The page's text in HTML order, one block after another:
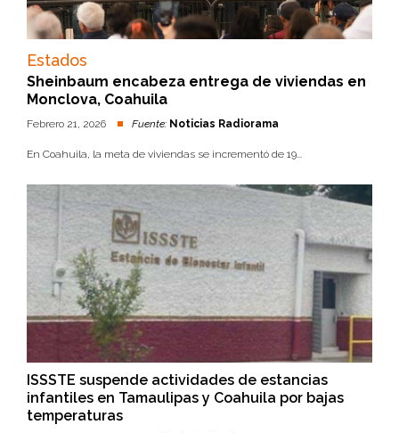
Estados
Sheinbaum encabeza entrega de viviendas en
Monclova, Coahuila
Febrero 21, 2026 Fuente: Noticias Radiorama
En Coahuila, la meta de viviendas se incrementó de 19...
ISSSTE suspende actividades de estancias
infantiles en Tamaulipas y Coahuila por bajas
temperaturas